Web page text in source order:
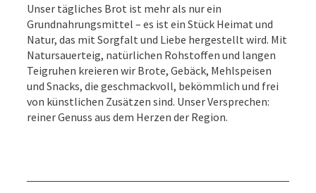
Unser tägliches Brot ist mehr als nur ein
Grundnahrungsmittel – es ist ein Stück Heimat und
Natur, das mit Sorgfalt und Liebe hergestellt wird. Mit
Natursauerteig, natürlichen Rohstoffen und langen
Teigruhen kreieren wir Brote, Gebäck, Mehlspeisen
und Snacks, die geschmackvoll, bekömmlich und frei
von künstlichen Zusätzen sind. Unser Versprechen:
reiner Genuss aus dem Herzen der Region.